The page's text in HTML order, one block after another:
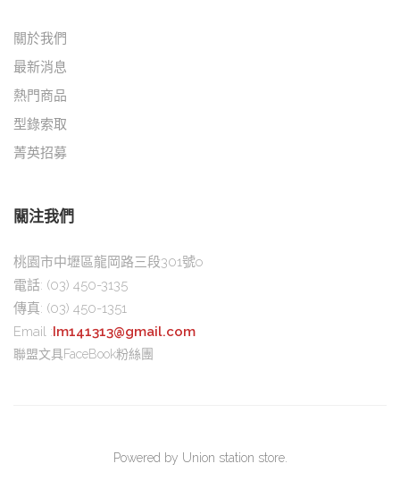
關於我們
最新消息
熱門商品
型錄索取
菁英招募
關注我們
桃園市中壢區龍岡路三段301號o
電話: (03) 450-3135
傳真: (03) 450-1351
Email :Im141313@gmail.com
聯盟文具FaceBook粉絲團
Powered by Union station store.